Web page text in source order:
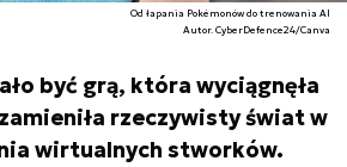
Od łapania Pokémonów do trenowania AI
Autor. CyberDefence24/Canva
być grą, która wyciągnęła
rzeczywisty świat w
wirtualnych stworków.